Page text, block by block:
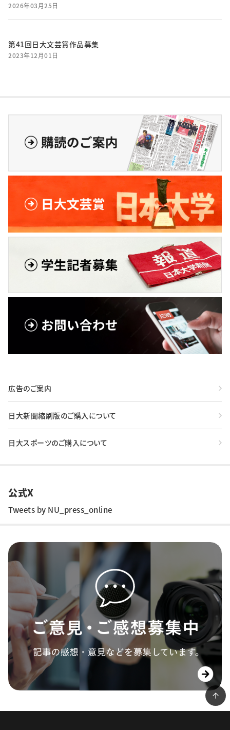
2026年03月25日
第41回日大文芸賞作品募集
2023年12月01日
広告のご案内
日大新聞縮刷版のご購入について
日大スポーツのご購入について
公式X
Tweets by NU_press_online